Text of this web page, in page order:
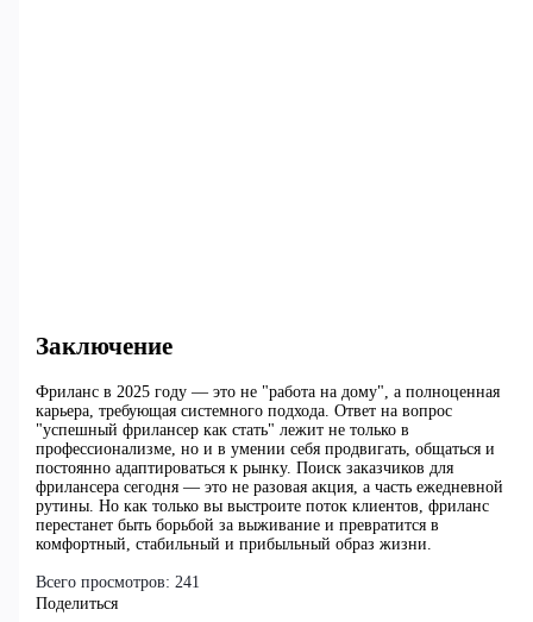
Заключение
Фриланс в 2025 году — это не "работа на дому", а полноценная
карьера, требующая системного подхода. Ответ на вопрос
"успешный фрилансер как стать" лежит не только в
профессионализме, но и в умении себя продвигать, общаться и
постоянно адаптироваться к рынку. Поиск заказчиков для
фрилансера сегодня — это не разовая акция, а часть ежедневной
рутины. Но как только вы выстроите поток клиентов, фриланс
перестанет быть борьбой за выживание и превратится в
комфортный, стабильный и прибыльный образ жизни.
Всего просмотров: 241
Поделиться